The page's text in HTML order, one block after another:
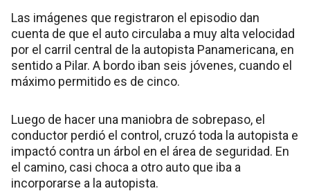
Las imágenes que registraron el episodio dan
cuenta de que el auto circulaba a muy alta velocidad
por el carril central de la autopista Panamericana, en
sentido a Pilar. A bordo iban seis jóvenes, cuando el
máximo permitido es de cinco.
Luego de hacer una maniobra de sobrepaso, el
conductor perdió el control, cruzó toda la autopista e
impactó contra un árbol en el área de seguridad. En
el camino, casi choca a otro auto que iba a
incorporarse a la autopista.